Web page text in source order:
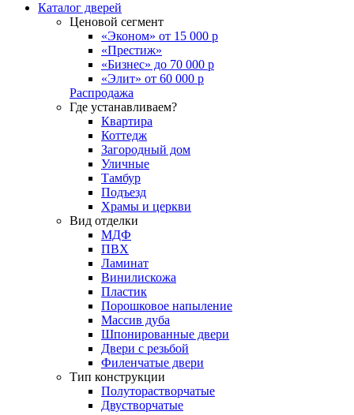
Каталог дверей
Ценовой сегмент
«Эконом» от 15 000 р
«Престиж»
«Бизнес» до 70 000 р
«Элит» от 60 000 р
Распродажа
Где устанавливаем?
Квартира
Коттедж
Загородный дом
Уличные
Тамбур
Подъезд
Храмы и церкви
Вид отделки
МДФ
ПВХ
Ламинат
Винилискожа
Пластик
Порошковое напыление
Массив дуба
Шпонированные двери
Двери с резьбой
Филенчатые двери
Тип конструкции
Полуторастворчатые
Двустворчатые